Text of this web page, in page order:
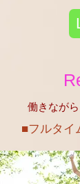
働きなが
​■フルタイ